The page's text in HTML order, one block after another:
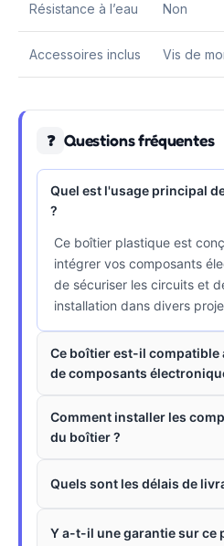
Résistance à l’eau Non
Accessoires inclus Vis de
❓ Questions fréquentes
Quel est l'usage principal
?
Ce boîtier plastique est
intégrer vos composants
de sécuriser les circuits et
installation dans divers
Ce boîtier est-il compatible
de composants
Comment installer les
du boîtier ?
Quels sont les délais de
Y a-t-il une garantie sur ce